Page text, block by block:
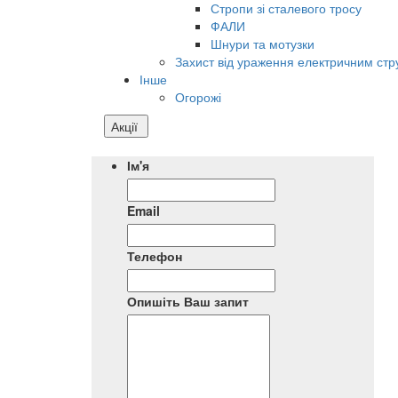
Стропи зі сталевого тросу
ФАЛИ
Шнури та мотузки
Захист від ураження електричним
Інше
Огорожі
Акції
Ім'я
Email
Телефон
Опишіть Ваш запит